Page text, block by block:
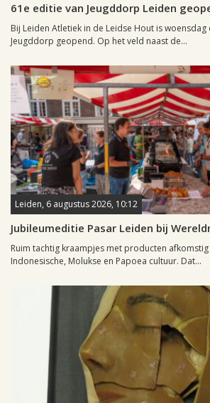
61e editie van Jeugddorp Leiden
Bij Leiden Atletiek in de Leidse Hout is woensdag
Jeugddorp geopend. Op het veld naast de...
Leiden, 6 augustus 2026, 10:12
Jubileumeditie Pasar Leiden bij
Ruim tachtig kraampjes met producten
Indonesische, Molukse en Papoea cultuur. Dat...